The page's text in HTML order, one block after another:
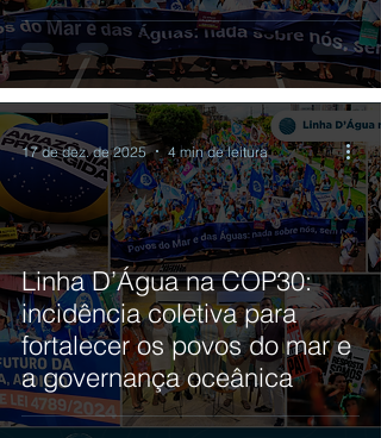
Linha D’Água na COP30:
incidência coletiva para
fortalecer os povos do mar e
a governança oceânica
17 de dez. de 2025 4 min de leitura